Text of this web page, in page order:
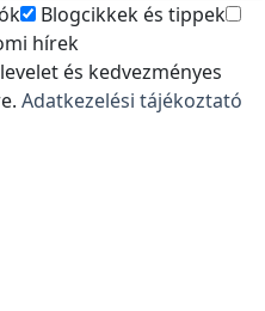
Blogcikkek és tippek
hírek
és kedvezményes
Adatkezelési tájékoztató